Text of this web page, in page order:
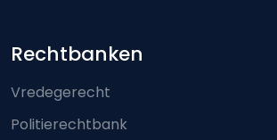
Footer-menu
Rechtbanken
Vredegerecht
Politierechtbank